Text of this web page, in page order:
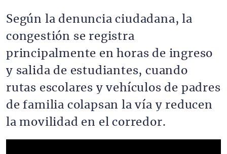
Según la denuncia ciudadana, la
congestión se registra
principalmente en horas de ingreso
y salida de estudiantes, cuando
rutas escolares y vehículos de padres
de familia colapsan la vía y reducen
la movilidad en el corredor.